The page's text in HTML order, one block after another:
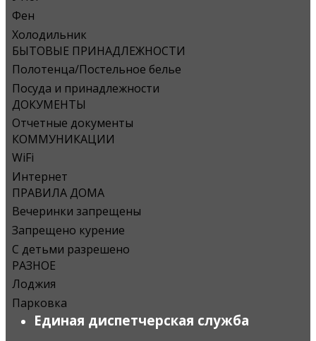
Фен
Холодильник
БЫТОВЫЕ ПРИНАДЛЕЖНОСТИ
Полотенца/Постельное белье
Посуда и принадлежности
ДОКУМЕНТЫ
Отчетные документы
КОММУНИКАЦИИ
WiFi
Интернет
ПРАВИЛА ДОМА
Вечеринки запрещены
Запрещено курение
С детьми разрешено
РАЗНОЕ
Лоджия
Парковка
Единая диспетчерская служба